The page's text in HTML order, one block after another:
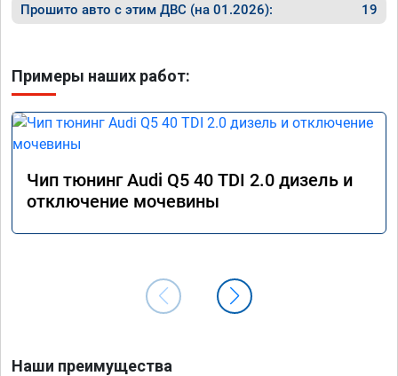
Прошито авто с этим ДВС (на 01.2026): 19
Примеры наших работ:
Чип тюнинг Audi Q5 40 TDI 2.0 дизель и
отключение мочевины
Наши преимущества